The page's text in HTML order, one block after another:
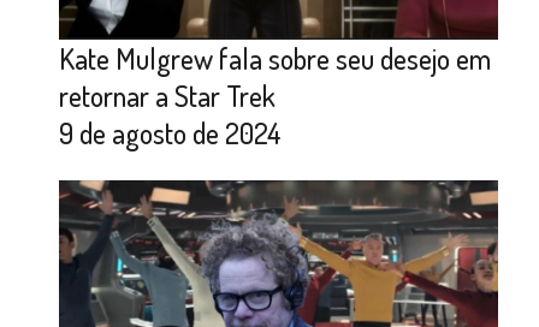
Kate Mulgrew fala sobre seu desejo em
retornar a Star Trek
9 de agosto de 2024